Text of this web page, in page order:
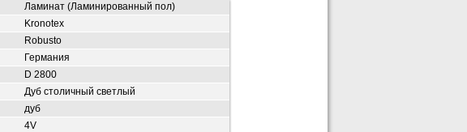
Ламинат (Ламинированный пол)
Kronotex
Robusto
Германия
D 2800
Дуб столичный светлый
дуб
4V